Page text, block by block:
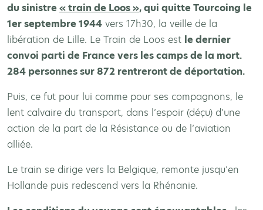
du sinistre « train de Loos », qui quitte Tourcoing le
1er septembre 1944 vers 17h30, la veille de la
libération de Lille. Le Train de Loos est le dernier
convoi parti de France vers les camps de la mort.
284 personnes sur 872 rentreront de déportation.
Puis, ce fut pour lui comme pour ses compagnons, le
lent calvaire du transport, dans l’espoir (déçu) d’une
action de la part de la Résistance ou de l’aviation
alliée.
Le train se dirige vers la Belgique, remonte jusqu’en
Hollande puis redescend vers la Rhénanie.